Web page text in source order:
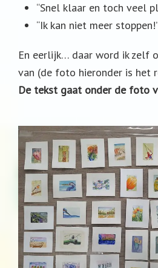
“Snel klaar en toch veel
“Ik kan niet meer
En eerlijk… daar word ik zelf
van (de foto hieronder is het
De tekst gaat onder de foto